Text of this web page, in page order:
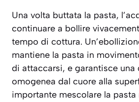
Una volta buttata la pasta,
continuare a bollire
tempo di cottura.
mantiene la pasta in
di attaccarsi, e garantisce una
omogenea dal cuore alla
importante mescolare la